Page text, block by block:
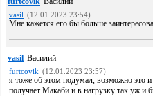
vasil (12.01.2023 23:54)
Мне кажется его бы больше
vasil Василий
furtcovik (12.01.2023 23:57)
я тоже об этом подумал, возможно это и
получает Макаби и в нагрузку так уж и